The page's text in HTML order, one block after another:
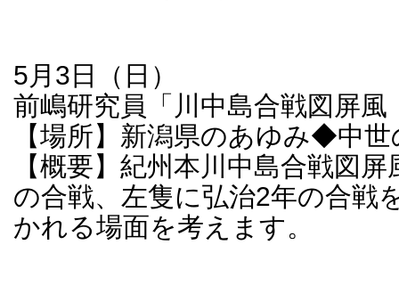
5月3日（日）
前嶋研究員「川中島合戦図屏
【場所】新潟県のあゆみ◆中世
【概要】紀州本川中島合戦図
の合戦、左隻に弘治2年の合戦
かれる場面を考えます。